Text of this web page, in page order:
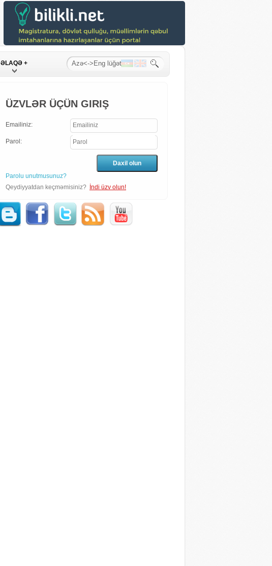
ƏLAQƏ +
ÜZVLƏR ÜÇÜN GIRIŞ
Emailiniz:
Parol:
Parolu unutmusunuz?
Qeydiyyatdan keçməmisiniz?
İndi üzv olun!